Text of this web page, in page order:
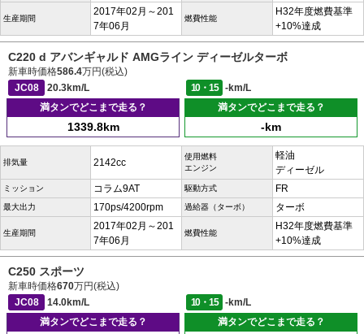
生産期間
2017年02月～201
7年06月
燃費性能
H32年度燃費基準
+10%達成
C220 d アバンギャルド AMGライン ディーゼルターボ
新車時価格586.4万円(税込)
JC08
20.3km/L 10・15
-km/L
満タンでどこまで走る？
1339.8km
満タンでどこまで走る？
-km
排気量 2142cc
使用燃料
エンジン
軽油
ディーゼル
ミッション コラム9AT 駆動方式 FR
最大出力 170ps/4200rpm 過給器（ターボ） ターボ
生産期間
2017年02月～201
7年06月
燃費性能
H32年度燃費基準
+10%達成
C250 スポーツ
新車時価格670万円(税込)
JC08
14.0km/L 10・15
-km/L
満タンでどこまで走る？
満タンでどこまで走る？